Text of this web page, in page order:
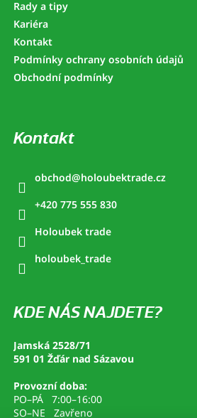
Rady a tipy
Kariéra
Kontakt
Podmínky ochrany osobních údajů
Obchodní podmínky
Kontakt
obchod@holoubektrade.cz
+420 775 555 830
Holoubek trade
holoubek_trade
KDE NÁS NAJDETE?
Jamská 2528/71
591 01 Žďár nad Sázavou
Provozní doba:
PO–PÁ 7:00–16:00
SO–NE Zavřeno